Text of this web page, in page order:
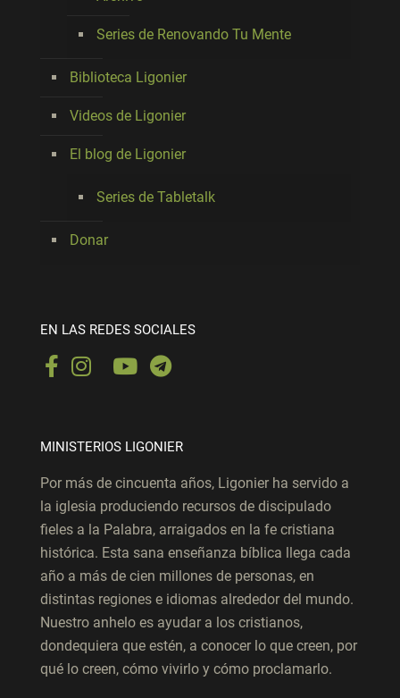
Series de Renovando Tu Mente
Biblioteca Ligonier
Videos de Ligonier
El blog de Ligonier
Series de Tabletalk
Donar
EN LAS REDES SOCIALES
MINISTERIOS LIGONIER
Por más de cincuenta años, Ligonier ha servido a
la iglesia produciendo recursos de discipulado
fieles a la Palabra, arraigados en la fe cristiana
histórica. Esta sana enseñanza bíblica llega cada
año a más de cien millones de personas, en
distintas regiones e idiomas alrededor del mundo.
Nuestro anhelo es ayudar a los cristianos,
dondequiera que estén, a conocer lo que creen, por
qué lo creen, cómo vivirlo y cómo proclamarlo.